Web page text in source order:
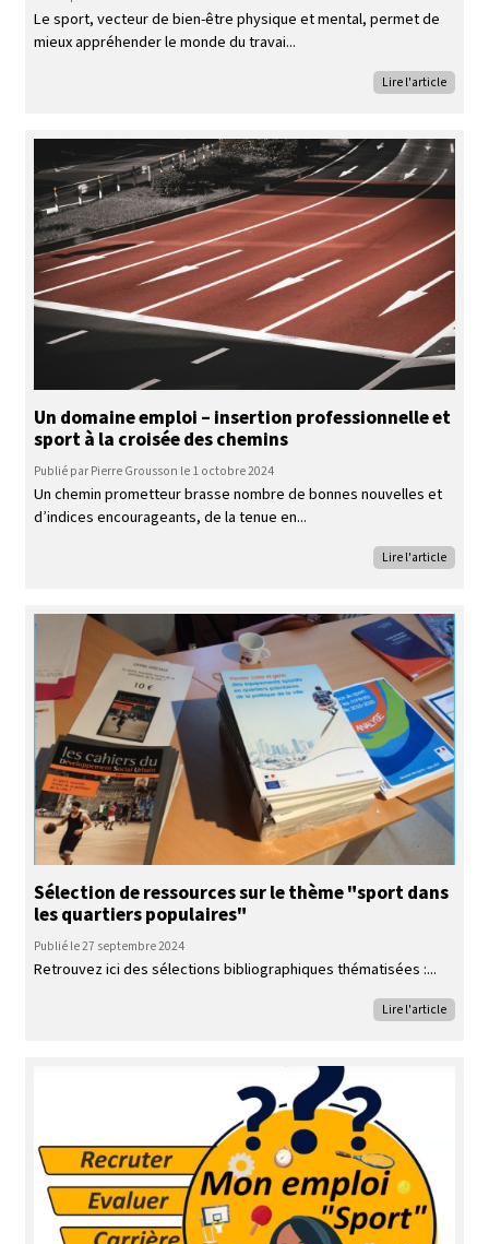
Le sport, vecteur de bien-être physique et mental, permet de
mieux appréhender le monde du travai
Lire l'article
Un domaine emploi – insertion professionnelle et
sport à la croisée des chemins
Publié par Pierre Grousson le 1 octobre 2024
Un chemin prometteur brasse nombre de bonnes nouvelles et
d’indices encourageants, de la tenue en
Lire l'article
Sélection de ressources sur le thème "sport dans
les quartiers populaires"
Publié le 27 septembre 2024
Retrouvez ici des sélections bibliographiques thématisées :
Lire l'article